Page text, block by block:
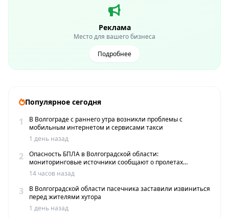
Реклама
Место для вашего бизнеса
Подробнее
Популярное сегодня
1
В Волгограде с раннего утра возникли проблемы с
мобильным интернетом и сервисами такси
1 день назад
2
Опасность БПЛА в Волгоградской области:
мониторинговые источники сообщают о пролетах
беспилотников
14 часов назад
3
В Волгоградской области пасечника заставили извиниться
перед жителями хутора
1 день назад